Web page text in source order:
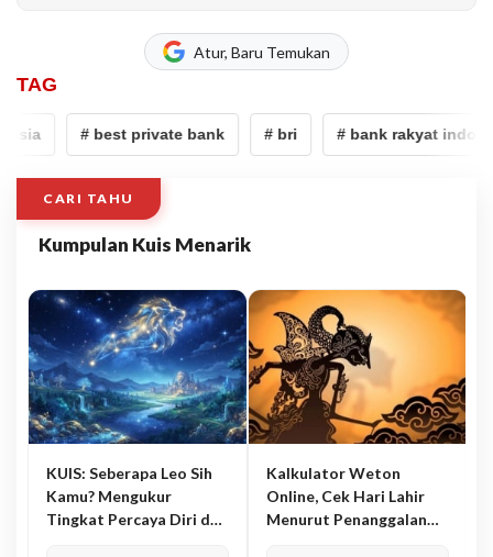
Atur, Baru Temukan
TAG
# best private bank # bri # bank rakyat
CARI TAHU
Kumpulan Kuis Menarik
KUIS: Seberapa Leo Sih
Kamu? Mengukur
Tingkat Percaya Diri dan
Kalkulator Weton
Online, Cek Hari Lahir
Menurut Penanggalan